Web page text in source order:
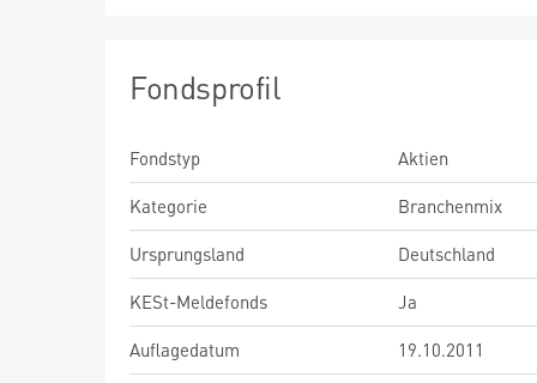
Fondsprofil
Fondstyp
Aktien
Kategorie
Branchenmix
Ursprungsland
Deutschland
KESt-Meldefonds
Ja
Auflagedatum
19.10.2011